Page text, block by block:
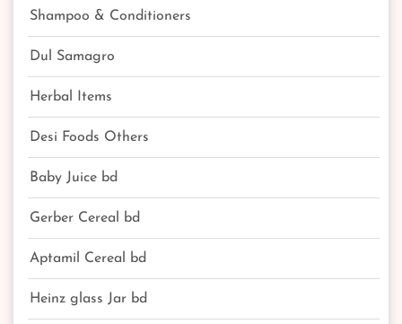
Shampoo & Conditioners
Dul Samagro
Herbal Items
Desi Foods Others
Baby Juice bd
Gerber Cereal bd
Aptamil Cereal bd
Heinz glass Jar bd